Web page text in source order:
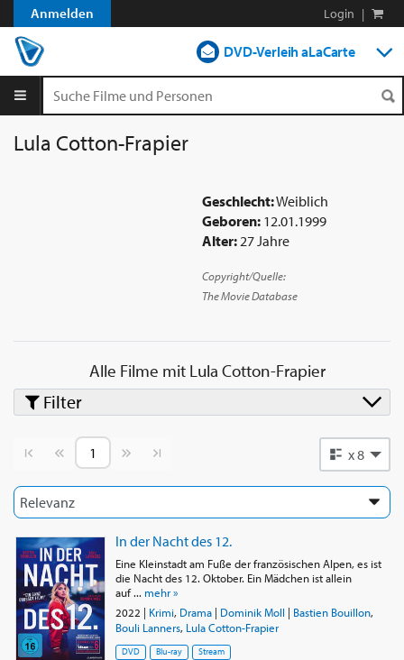
Anmelden Login |
DVD-Verleih aLaCarte
Geschlecht:Weiblich
Geboren: 12.01.1999
Alter:27 Jahre
Copyright/Quelle:
The Movie Database
Lula Cotton-Frapier
Alle Filme mit Lula Cotton-Frapier
Vorherige SeiteNächste Seite x 8
In der Nacht des 12.
Eine Kleinstadt am Fuße der französischen Alpen, es ist
die Nacht des 12. Oktober. Ein Mädchen ist allein
auf ... mehr »
2022 | Krimi, Drama| Dominik Moll| Bastien Bouillon,
Bouli Lanners, Lula Cotton-Frapier
DVD Blu-ray Stream
Filter